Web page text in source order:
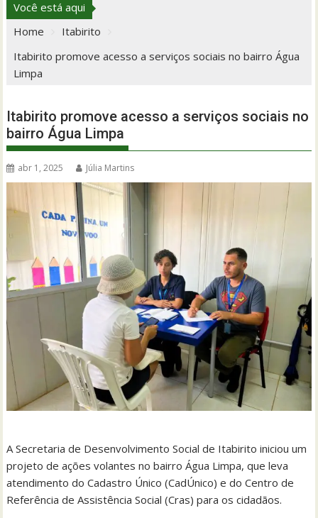
Você está aqui
Home
Itabirito
Itabirito promove acesso a serviços sociais no bairro Água
Limpa
Itabirito promove acesso a serviços sociais no
bairro Água Limpa
abr 1, 2025 Júlia Martins
A Secretaria de Desenvolvimento Social de Itabirito iniciou um
projeto de ações volantes no bairro Água Limpa, que leva
atendimento do Cadastro Único (CadÚnico) e do Centro de
Referência de Assistência Social (Cras) para os cidadãos.